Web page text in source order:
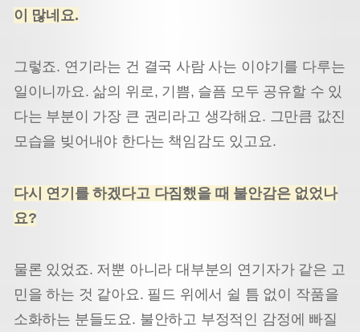
이 많네요.
그렇죠. 연기라는 건 결국 사람 사는 이야기를 다루는
일이니까요. 삶의 위로, 기쁨, 슬픔 모두 공유할 수 있
다는 부분이 가장 큰 권리라고 생각해요. 그만큼 값진
모습을 빚어내야 한다는 책임감도 있고요.
다시 연기를 하겠다고 다짐했을 때 불안감은 없었나
요?
물론 있었죠. 저뿐 아니라 대부분의 연기자가 같은 고
민을 하는 것 같아요. 필드 위에서 쉴 틈 없이 작품을
소화하는 분들도요. 불안하고 부정적인 감정에 빠질